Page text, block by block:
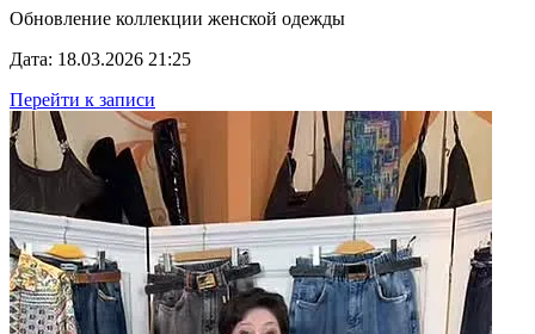
Обновление коллекции женской одежды
Дата: 18.03.2026 21:25
Перейти к записи